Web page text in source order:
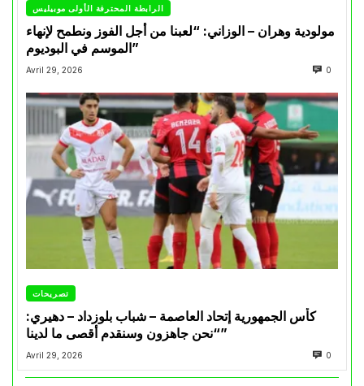
الرابطة المحترفة الأولى موبيليس
مولودية وهران – الوزاني: “لعبنا من أجل الفوز ونطمح لإنهاء
الموسم في البوديوم”
Avril 29, 2026 0
تصريحات
كأس الجمهورية إتحاد العاصمة – شباب بلوزداد – دهيري:
“نحن جاهزون وسنقدم أقصى ما لدينا”
Avril 29, 2026 0